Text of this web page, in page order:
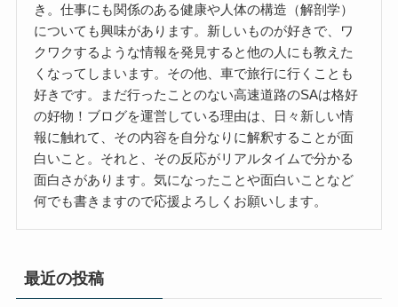
き。仕事にも関係のある健康や人体の構造（解剖学）
についても興味があります。新しいものが好きで、ワ
クワクするような情報を発見すると他の人にも教えた
くなってしまいます。その他、車で旅行に行くことも
好きです。まだ行ったことのない高速道路のSAは格好
の好物！ブログを運営している理由は、日々新しい情
報に触れて、その内容を自分なりに解釈することが面
白いこと。それと、その反応がリアルタイムで分かる
面白さがあります。気になったことや面白いことなど
何でも書きますので応援よろしくお願いします。
最近の投稿